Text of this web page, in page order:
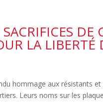
DE
LA LIBERTÉ
hommage aux résistants
Leurs noms sur les